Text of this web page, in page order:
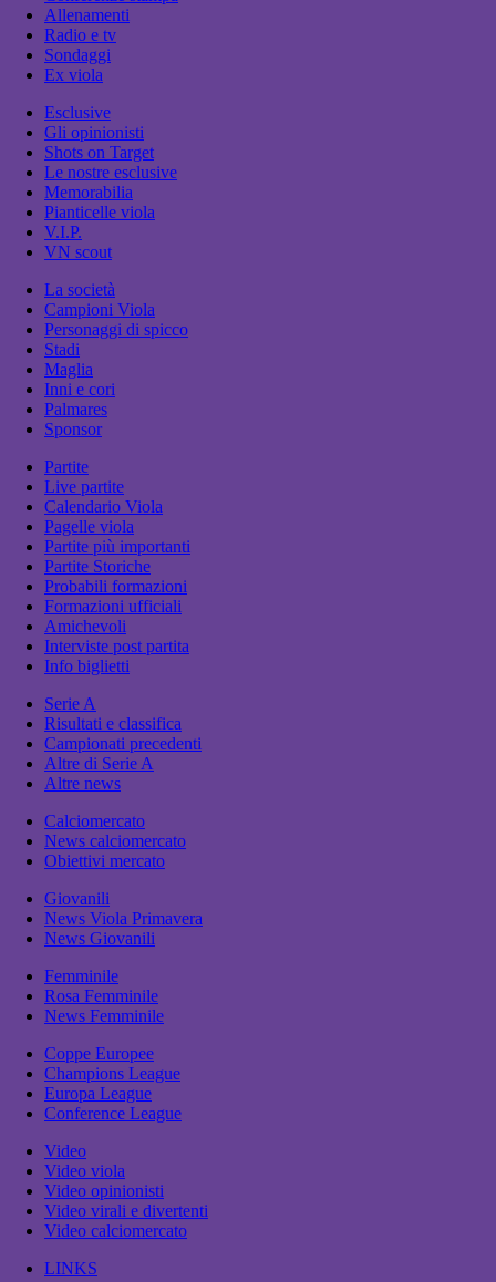
Allenamenti
Radio e tv
Sondaggi
Ex viola
Esclusive
Gli opinionisti
Shots on Target
Le nostre esclusive
Memorabilia
Pianticelle viola
V.I.P.
VN scout
La società
Campioni Viola
Personaggi di spicco
Stadi
Maglia
Inni e cori
Palmares
Sponsor
Partite
Live partite
Calendario Viola
Pagelle viola
Partite più importanti
Partite Storiche
Probabili formazioni
Formazioni ufficiali
Amichevoli
Interviste post partita
Info biglietti
Serie A
Risultati e classifica
Campionati precedenti
Altre di Serie A
Altre news
Calciomercato
News calciomercato
Obiettivi mercato
Giovanili
News Viola Primavera
News Giovanili
Femminile
Rosa Femminile
News Femminile
Coppe Europee
Champions League
Europa League
Conference League
Video
Video viola
Video opinionisti
Video virali e divertenti
Video calciomercato
LINKS